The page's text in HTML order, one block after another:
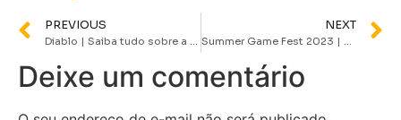
PREVIOUS
Diablo | Saiba tudo sobre a saga de jogos que era febre e terror das mães dos anos 90
NEXT
Summer Game Fest 2023 | Veja tudo o que rolou no 1º dia de evento
Deixe um comentário